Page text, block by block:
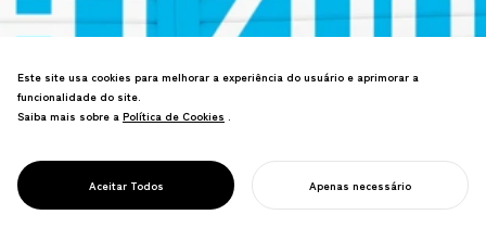
ON STAGE
SHIZUOKA
Teatro" estabelece estratégia para
destino internacional de artes cênicas.
Este site usa cookies para melhorar a experiência do usuário e aprimorar a
funcionalidade do site.
Saiba mais sobre a Política de Cookies
Política de Cookies .
Aceitar Todos Apenas necessário